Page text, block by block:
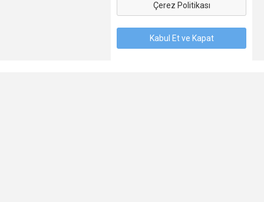
Çerez Politikası
Kabul Et ve Kapat